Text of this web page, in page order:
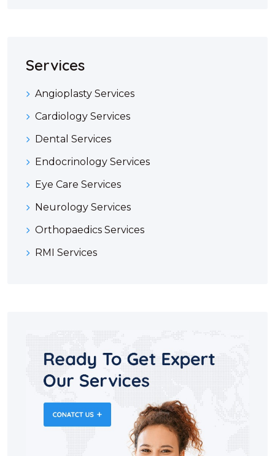
Services
Angioplasty Services
Cardiology Services
Dental Services
Endocrinology Services
Eye Care Services
Neurology Services
Orthopaedics Services
RMI Services